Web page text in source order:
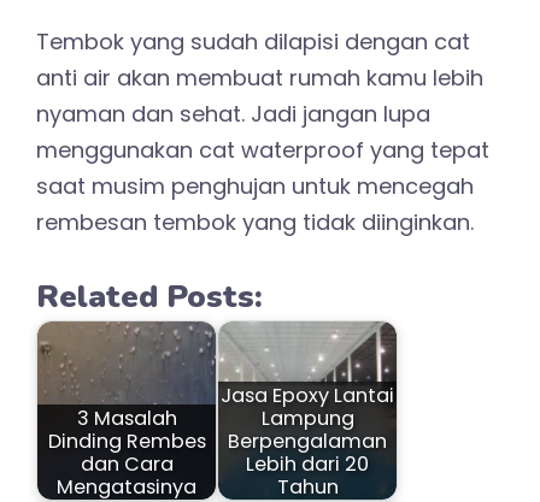
Tembok yang sudah dilapisi dengan cat
anti air akan membuat rumah kamu lebih
nyaman dan sehat. Jadi jangan lupa
menggunakan cat waterproof yang tepat
saat musim penghujan untuk mencegah
rembesan tembok yang tidak diinginkan.
Related Posts:
3 Masalah
Dinding Rembes
dan Cara
Mengatasinya
Jasa Epoxy Lantai
Lampung
Berpengalaman
Lebih dari 20
Tahun